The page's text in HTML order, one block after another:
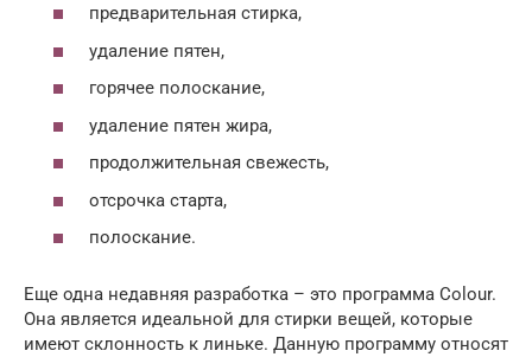
предварительная стирка,
удаление пятен,
горячее полоскание,
удаление пятен жира,
продолжительная свежесть,
отсрочка старта,
полоскание.
Еще одна недавняя разработка – это программа Colour.
Она является идеальной для стирки вещей, которые
имеют склонность к линьке. Данную программу относят